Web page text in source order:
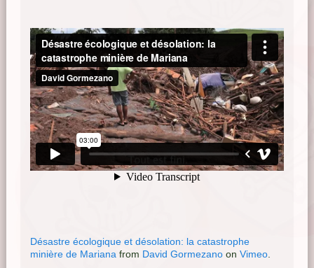
Désastre écologique et désolation: la catastrophe
minière de Marianafrom David Gormezanoon Vimeo.